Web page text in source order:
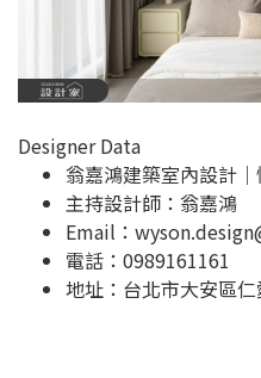
Designer Data
翁嘉鴻建築室內設計
主持設計師：翁嘉鴻
Email：
電話：0989161161
地址： 台北市大安區